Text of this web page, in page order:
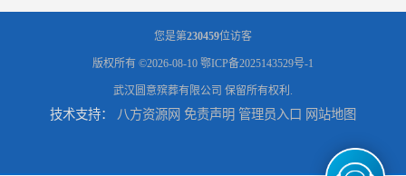
您是第230459位访客
版权所有 ©2026-08-10 鄂ICP备2025143529号-1
武汉圆意殡葬有限公司 保留所有权利.
技术支持： 八方资源网 免责声明 管理员入口 网站地图